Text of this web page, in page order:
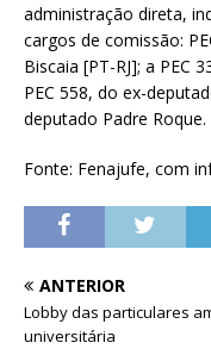
administração direta,
cargos de comissão:
Biscaia [PT-RJ]; a PEC
PEC 558, do ex-
deputado Padre Roque.
Fonte: Fenajufe, com
ANTERIOR
Lobby das particulares
universitária